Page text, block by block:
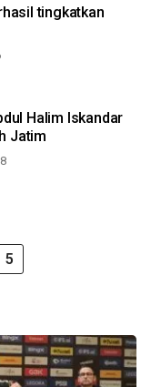
tingkatkan
Halim Iskandar
Jatim
5